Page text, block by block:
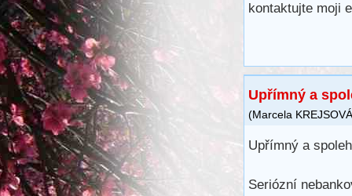
kontaktujte moji
Upřímný a
(Marcela KREJSOVÁ
Upřímný a
Seriózní